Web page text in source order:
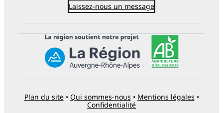
Laissez-nous un message
Plan du site• Qui sommes-nous • Mentions légales •
Confidentialité